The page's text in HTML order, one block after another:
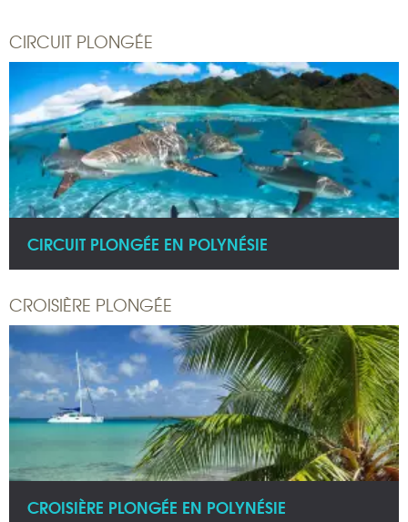
CIRCUIT PLONGÉE
CIRCUIT PLONGÉE EN POLYNÉSIE
CROISIÈRE PLONGÉE
CROISIÈRE PLONGÉE EN POLYNÉSIE